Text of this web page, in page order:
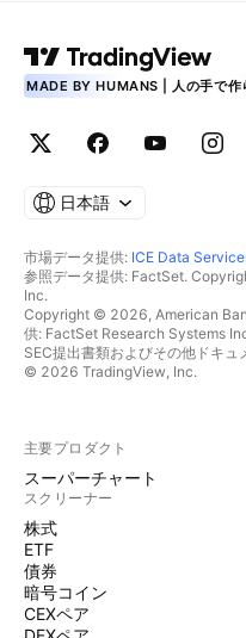
MADE BY HUMANS | 人の手で作
日本語
市場データ提供: ICE Data
参照データ提供: FactSet.
Inc.
Copyright © 2026, American
供: FactSet Research Systems
SEC提出書類およびその他ドキュ
© 2026 TradingView, Inc.
主要プロダクト
スーパーチャート
スクリーナー
株式
ETF
債券
暗号コイン
CEXペア